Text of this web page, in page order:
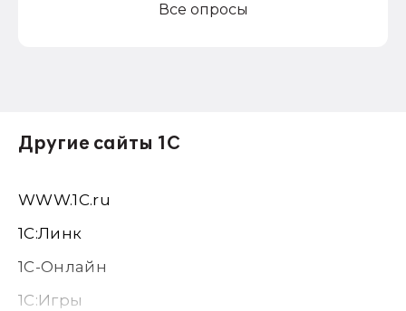
Все опросы
Другие сайты 1С
WWW.1С.ru
1С:Линк
1С-Онлайн
1C:Игры